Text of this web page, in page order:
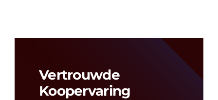
MERCEDES-BENZ – Clutch Disc
Vertrouwde
Koopervaring